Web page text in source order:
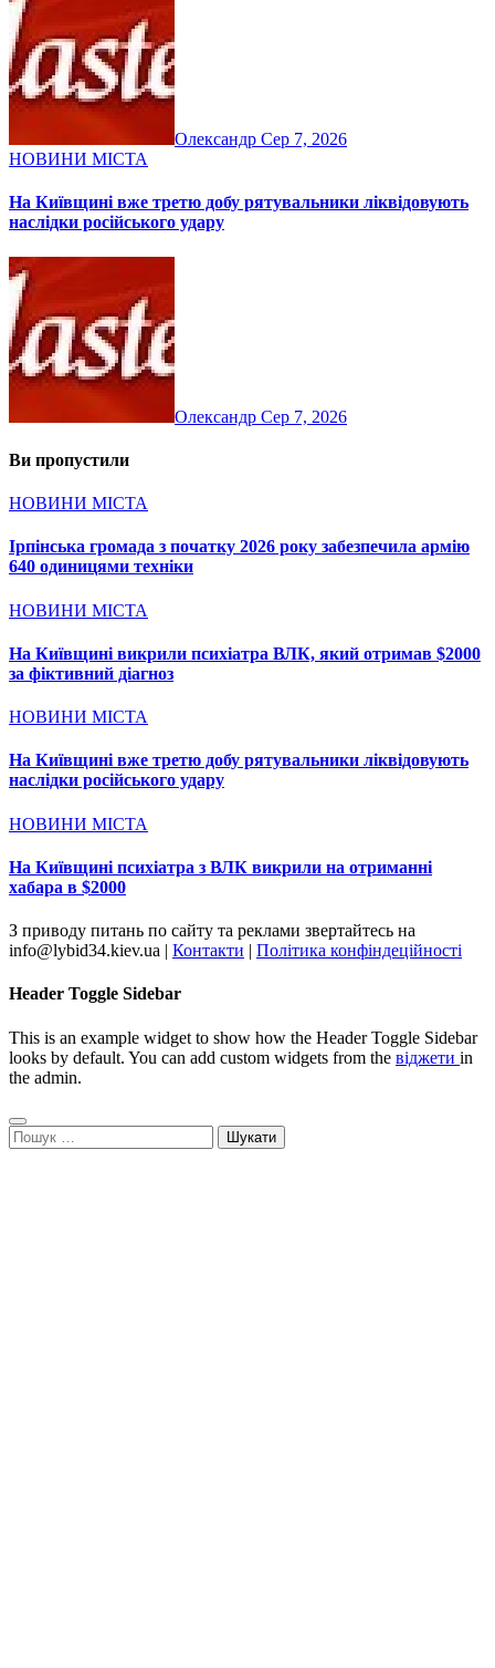
Олександр Сер 7, 2026
НОВИНИ МІСТА
На Київщині вже третю добу рятувальники ліквідовують
наслідки російського удару
Олександр Сер 7, 2026
Ви пропустили
НОВИНИ МІСТА
Ірпінська громада з початку 2026 року забезпечила армію
640 одиницями техніки
НОВИНИ МІСТА
На Київщині викрили психіатра ВЛК, який отримав $2000
за фіктивний діагноз
НОВИНИ МІСТА
На Київщині вже третю добу рятувальники ліквідовують
наслідки російського удару
НОВИНИ МІСТА
На Київщині психіатра з ВЛК викрили на отриманні
хабара в $2000
З приводу питань по сайту та реклами звертайтесь на
info@lybid34.kiev.ua | Контакти | Політика конфіндеційності
Header Toggle Sidebar
This is an example widget to show how the Header Toggle Sidebar
looks by default. You can add custom widgets from the віджети in
the admin.
Пошук: